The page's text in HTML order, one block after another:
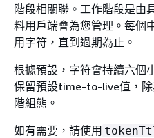
階段相關聯。工作階段是由
料用戶端會為您管理。每個
用字符，直到過期為止。
根據預設，字符會持續六個
保留預設time-to-live值，
階組態。
如有需要，請使用